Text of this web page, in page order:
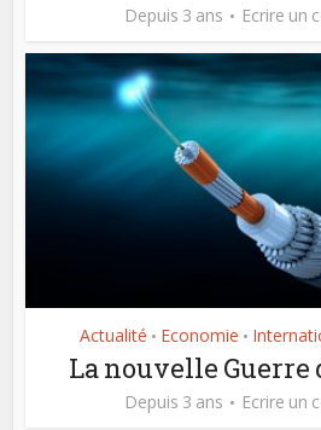
Depuis 3 ans Ecrire un
Actualité • Economie •
La nouvelle Guerre
Depuis 3 ans Ecrire un